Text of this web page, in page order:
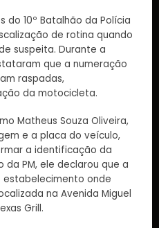
10º Batalhão da Polícia
de rotina quando
suspeita. Durante a
que a numeração
raspadas,
da motocicleta.
Matheus Souza Oliveira,
e a placa do veículo,
a identificação da
PM, ele declarou que a
onde
na Avenida Miguel
Grill.